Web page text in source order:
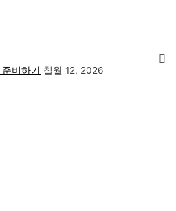
비하기 칠월 12, 2026